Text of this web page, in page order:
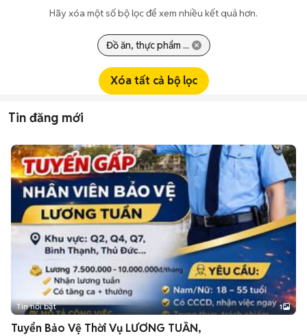
Hãy xóa một số bộ lọc để xem nhiều kết quả hơn.
Đồ ăn, thực phẩm ...
Xóa tất cả bộ lọc
Tin đăng mới
Tin nổi bật 1
Tuyển Bảo Vệ Thời Vụ LƯƠNG TUẦN,